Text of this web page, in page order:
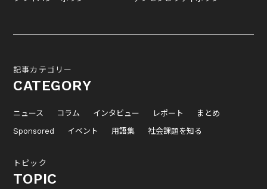
記事カテゴリー
CATEGORY
ニュース コラム インタビュー レポート
まとめ
Sponsored
イベント 用語集 社会課題を知る
トピック
TOPIC